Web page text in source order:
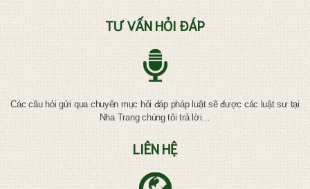
TƯ VẤN HỎI ĐÁP
Các câu hỏi gửi qua chuyên mục hỏi đáp pháp luật sẽ được các luật sư tại
Nha Trang chúng tôi trả lời…
LIÊN HỆ